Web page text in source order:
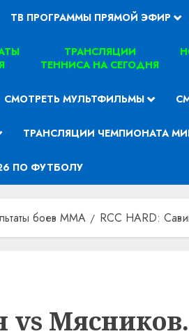
ТВ ПРОГРАММЫ ПРЯМОЙ ЭФИР
ТРАНСЛЯЦИИ
ТЕННИСА НА СЕГОДНЯ
СМОТРЕТЬ МУЛЬТФИЛЬМЫ
ТРАНСЛЯЦИИ ЧЕМПИОНАТА
ПО ФУТБОЛУ
боев MMA RCC HARD:
vs Мясников.